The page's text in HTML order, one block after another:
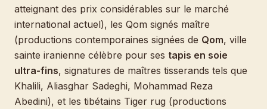
atteignant des prix considérables sur le marché
international actuel), les Qom signés maître
(productions contemporaines signées de Qom, ville
sainte iranienne célèbre pour ses tapis en soie
ultra-fins, signatures de maîtres tisserands tels que
Khalili, Aliasghar Sadeghi, Mohammad Reza
Abedini), et les tibétains Tiger rug (productions